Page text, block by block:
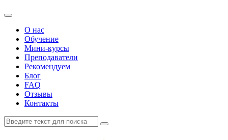
О нас
Обучение
Мини-курсы
Преподаватели
Рекомендуем
Блог
FAQ
Отзывы
Контакты